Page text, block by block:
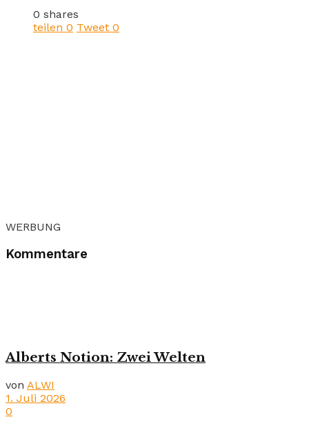
0 shares
teilen 0 Tweet 0
WERBUNG
Kommentare
Alberts Notion: Zwei Welten
von ALWI
1. Juli 2026
0